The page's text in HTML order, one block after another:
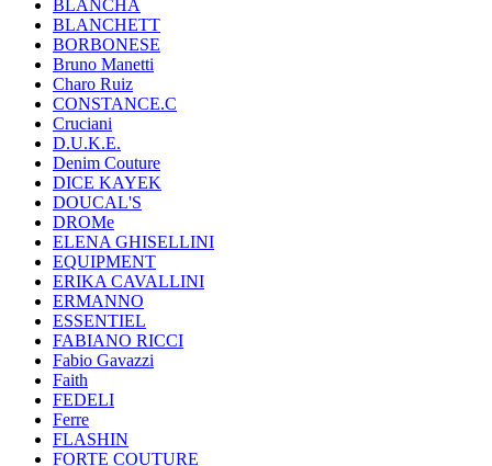
BLANCHA
BLANCHETT
BORBONESE
Bruno Manetti
Charo Ruiz
CONSTANCE.C
Cruciani
D.U.K.E.
Denim Couture
DICE KAYEK
DOUCAL'S
DROMe
ELENA GHISELLINI
EQUIPMENT
ERIKA CAVALLINI
ERMANNO
ESSENTIEL
FABIANO RICCI
Fabio Gavazzi
Faith
FEDELI
Ferre
FLASHIN
FORTE COUTURE